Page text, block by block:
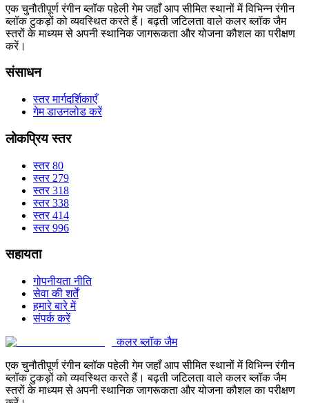
एक चुनौतीपूर्ण रंगीन ब्लॉक पहेली गेम जहाँ आप सीमित स्थानों में विभिन्न रंगीन
ब्लॉक टुकड़ों को व्यवस्थित करते हैं। बढ़ती जटिलता वाले कलर ब्लॉक जैम
स्तरों के माध्यम से अपनी स्थानिक जागरूकता और योजना कौशल का परीक्षण
करें।
संसाधन
स्तर मार्गदर्शिकाएँ
गेम डाउनलोड करें
लोकप्रिय स्तर
स्तर 80
स्तर 279
स्तर 318
स्तर 338
स्तर 414
स्तर 996
सहायता
गोपनीयता नीति
सेवा की शर्तें
हमारे बारे में
संपर्क करें
कलर ब्लॉक जैम
एक चुनौतीपूर्ण रंगीन ब्लॉक पहेली गेम जहाँ आप सीमित स्थानों में विभिन्न रंगीन
ब्लॉक टुकड़ों को व्यवस्थित करते हैं। बढ़ती जटिलता वाले कलर ब्लॉक जैम
स्तरों के माध्यम से अपनी स्थानिक जागरूकता और योजना कौशल का परीक्षण